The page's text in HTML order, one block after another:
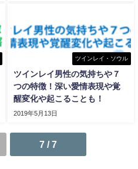
ツインレイ・ソウル
ツインレイ男性の気持ちや７
つの特徴！深い愛情表現や覚
醒変化や起こることも！
2019年5月13日
7 / 7